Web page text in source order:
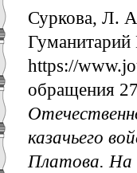
Суркова, Л.
https://
обращения
казачьего
Платова. На